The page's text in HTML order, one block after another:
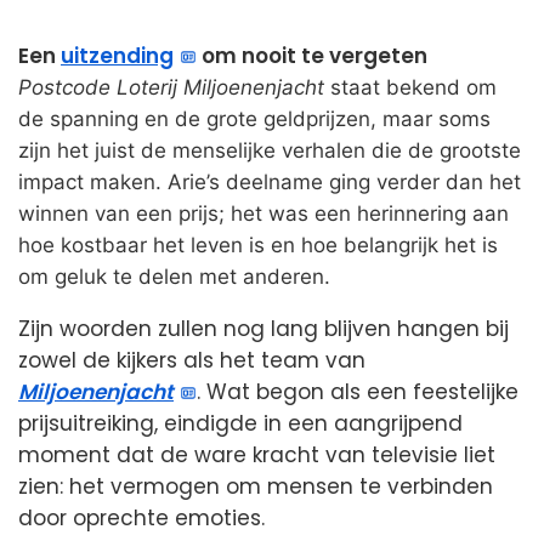
Een uitzending om nooit te vergeten
Postcode Loterij Miljoenenjacht staat bekend om
de spanning en de grote geldprijzen, maar soms
zijn het juist de menselijke verhalen die de grootste
impact maken. Arie’s deelname ging verder dan het
winnen van een prijs; het was een herinnering aan
hoe kostbaar het leven is en hoe belangrijk het is
om geluk te delen met anderen.
Zijn woorden zullen nog lang blijven hangen bij
zowel de kijkers als het team van
Miljoenenjacht
. Wat begon als een feestelijke
prijsuitreiking, eindigde in een aangrijpend
moment dat de ware kracht van televisie liet
zien: het vermogen om mensen te verbinden
door oprechte emoties.